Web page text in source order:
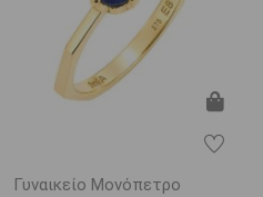
Γυναικείο Μονόπετρο